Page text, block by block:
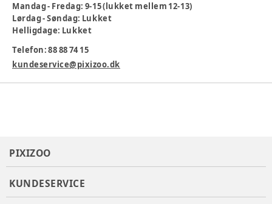
Maskinvask 30 °C
Perfekte til leg og hygge i hverdagen!
Farve:Beige
Produktionsland
: Indien
Tøj størrelse:44 cm / præmatur
Mandag - Fredag: 9-15 (lukket mellem 12-13)
Lørdag - Søndag: Lukket
Helligdage: Lukket
Telefon: 88 88 74 15
kundeservice@pixizoo.dk
PIXIZOO
KUNDESERVICE